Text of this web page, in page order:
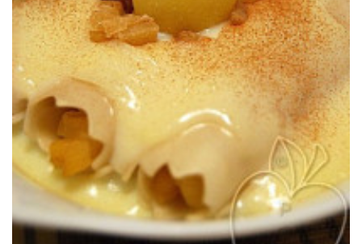
CANNELLONIS SUCRÉS AUX POMMES
& À LA CANNELLE
Un petit dessert tout simple, avec des pommes parce qu’il est rare
que nous n’en ayions pas à la maison :o)